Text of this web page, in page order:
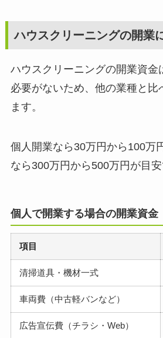
ハウスクリーニングの開業
ハウスクリーニングの開業資金
必要がないため、他の業種と比
ます。
個人開業なら30万円から100万
なら300万円から500万円が目安
個人で開業する場合の開業資金
項目
清掃道具・機材一式
車両費（中古軽バンなど）
広告宣伝費（チラシ・Web）